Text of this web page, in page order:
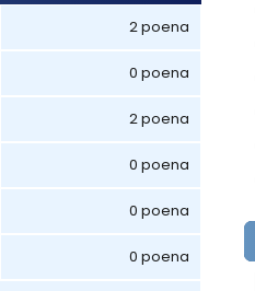
2 poena
0 poena
2 poena
0 poena
0 poena
0 poena